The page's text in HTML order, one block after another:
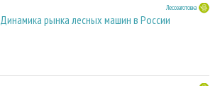
Лесозаготовка
Динамика рынка лесных машин в России